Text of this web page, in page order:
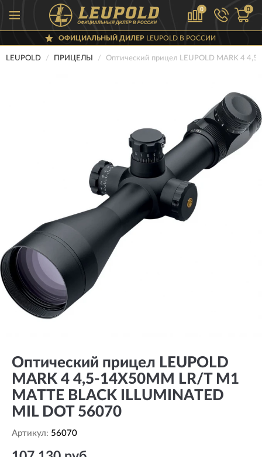
0 0
ОФИЦИАЛЬНЫЙ ДИЛЕР LEUPOLD В РОССИИ
LEUPOLD ПРИЦЕЛЫ Оптический прицел LEUPOLD MARK 4
Оптический прицел LEUPOLD
MARK 4 4,5-14X50MM LR/T M1
MATTE BLACK ILLUMINATED
MIL DOT 56070
Артикул: 56070